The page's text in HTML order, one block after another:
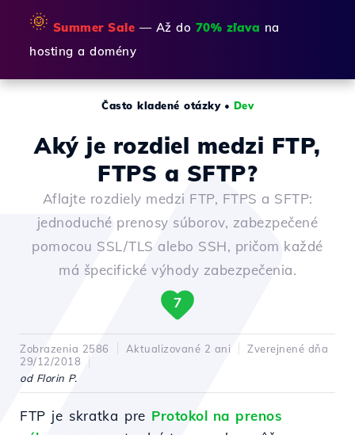
🌞 Summer Sale — Až do 70% zľava na
hosting a domény
Často kladené otázky• Dev
Aký je rozdiel medzi FTP,
FTPS a SFTP?
Aflajte rozdiely medzi FTP, FTPS a SFTP:
jednoduché prenosy súborov, zabezpečené
pomocou SSL/TLS alebo SSH, pričom každé
má špecifické výhody zabezpečenia.
7
Zobrazenia 2586 Aktualizované 2 ani
Zverejnené dňa
29/12/2018
od Florin P.
FTP je skratka pre Protokol na prenos